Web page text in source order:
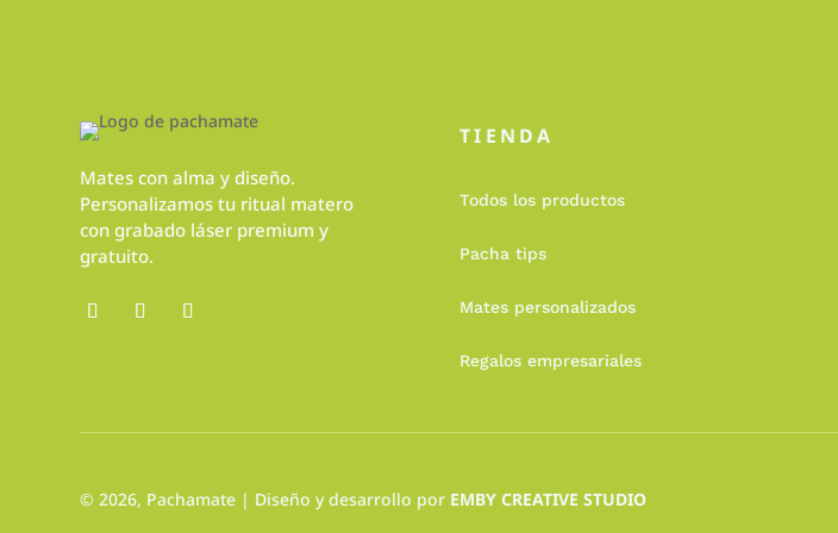
Mates con alma y diseño.
Personalizamos tu ritual matero
con grabado láser premium y
gratuito.
TIENDA
Todos los productos
Pacha tips
Mates personalizados
Regalos empresariales
© 2026, Pachamate | Diseño y desarrollo por EMBY CREATIVE STUDIO